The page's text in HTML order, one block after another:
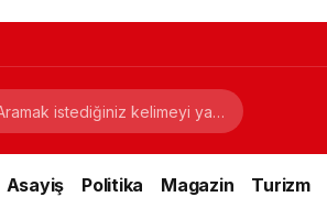
Asayiş Politika Magazin Turizm